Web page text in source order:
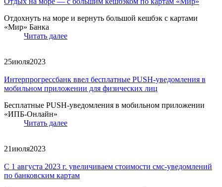
Отдохнуть на море и вернуть большой кешбэк с картами
«Мир» Банка
Читать далее
25июля2023
Интерпрогрессбанк ввел бесплатные PUSH-уведомления в
мобильном приложении для физических лиц
Бесплатные PUSH-уведомления в мобильном приложении
«ИПБ-Онлайн»
Читать далее
21июля2023
С 1 августа 2023 г. увеличиваем стоимости смс-уведомлений
по банковским картам